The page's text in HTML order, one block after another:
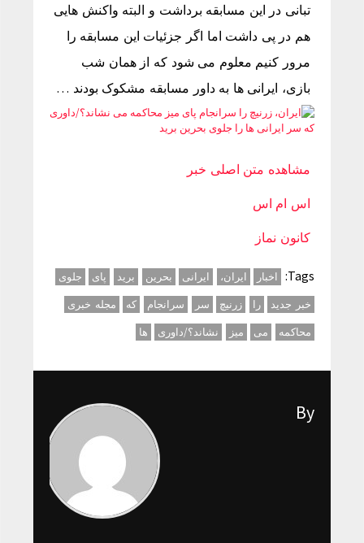
تبانی در این مسابقه برداشت و البته واکنش هایی
هم در پی داشت اما اگر جزئیات این مسابقه را
مرور کنیم معلوم می شود که از همان شب
بازی، ایرانی ها به داور مسابقه مشکوک بودند …
مشاهده متن اصلی خبر
اس ام اس
کانون نماز
Tags: اخبار ایران، ایرانی بحرین برید پای
جلوی
خبر جدید
را زرنیچ سر سرانجام که
مجله خبری
محاکمه
می میز نشاند؟/داوری ها
By